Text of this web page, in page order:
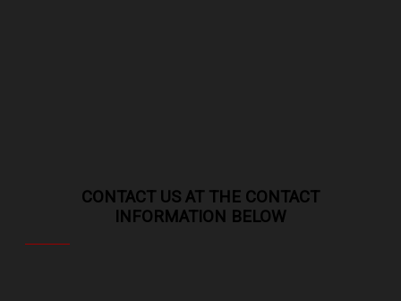
CONTACT US AT THE CONTACT
INFORMATION BELOW